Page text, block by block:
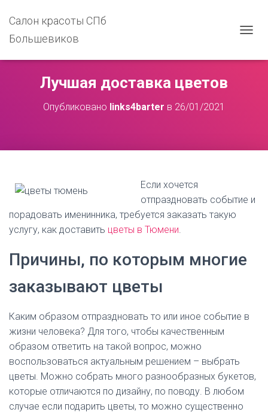
Салон красоты СПб
Большевиков
Р
Ь
И
Лучшая доставка цветов
Опубликовано links4barter в 26/01/2021
Если хочется
отпраздновать событие и
порадовать именинника, требуется заказать такую
услугу, как доставить цветы в Тюмени.
Причины, по которым многие
заказывают цветы
Каким образом отпраздновать то или иное событие в
жизни человека? Для того, чтобы качественным
образом ответить на такой вопрос, можно
воспользоваться актуальным решением – выбрать
цветы. Можно собрать много разнообразных букетов,
которые отличаются по дизайну, по поводу. В любом
случае если подарить цветы, то можно существенно